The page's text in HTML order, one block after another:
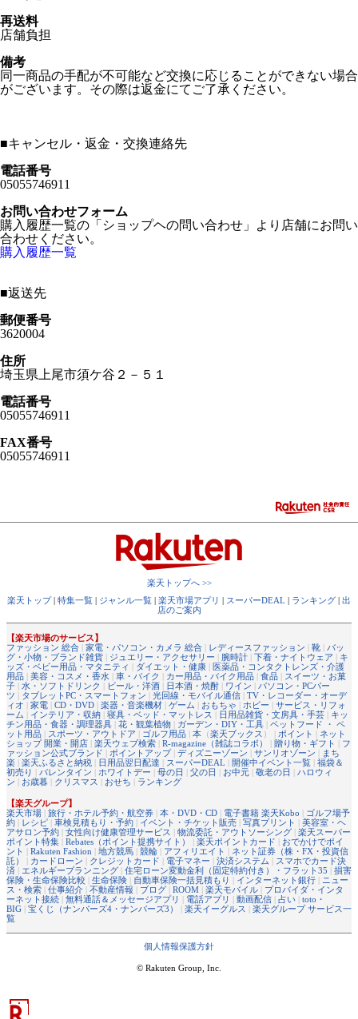
再送料
店舗負担
備考
同一商品の手配が不可能など交換に応じることができない場合
がございます。その際は返金にてご了承ください。
■キャンセル・返金・交換連絡先
電話番号
05055746911
お問い合わせフォーム
購入履歴一覧の「ショップヘの問い合わせ」より店舗にお問い
合わせください。
購入履歴一覧
■返送先
郵便番号
3620004
住所
埼玉県上尾市須ケ谷２－５１
電話番号
05055746911
FAX番号
05055746911
楽天トップへ >>
楽天トップ| 特集一覧 | ジャンル一覧 | 楽天市場アプリ | スーパーDEAL | ランキング | 出
店のご案内
【楽天市場のサービス】
ファッション 総合 | 家電・パソコン・カメラ 総合 | レディースファッション | 靴 | バッ
グ・小物・ブランド雑貨 | ジュエリー・アクセサリー | 腕時計 | 下着・ナイトウェア | キ
ッズ・ベビー用品・マタニティ | ダイエット・健康 | 医薬品・コンタクトレンズ・介護
用品 | 美容・コスメ・香水 | 車・バイク | カー用品・バイク用品 | 食品 | スイーツ・お菓
子 | 水・ソフトドリンク | ビール・洋酒 | 日本酒・焼酎 | ワイン | パソコン・PCパー
ツ | タブレットPC・スマートフォン | 光回線・モバイル通信 | TV・レコーダー・オーデ
ィオ | 家電 | CD・DVD | 楽器・音楽機材 | ゲーム | おもちゃ | ホビー | サービス・リフォ
ーム | インテリア・収納 | 寝具・ベッド・マットレス | 日用品雑貨・文房具・手芸 | キッ
チン用品・食器・調理器具 | 花・観葉植物 | ガーデン・DIY・工具 | ペットフード ・ ペ
ット用品 | スポーツ・アウトドア | ゴルフ用品 | 本 （楽天ブックス ） | ポイント | ネット
ショップ 開業・開店 | 楽天ウェブ検索 | R-magazine（雑誌コラボ） | 贈り物・ギフト | フ
ァッション公式ブランド | ポイントアップ| ディズニーゾーン | サンリオゾーン | まち
楽 | 楽天ふるさと納税 | 日用品翌日配達 | スーパーDEAL | 開催中イベント一覧 | 福袋＆
初売り | バレンタイン | ホワイトデー | 母の日 | 父の日 | お中元 | 敬老の日 | ハロウィ
ン | お歳暮 | クリスマス | おせち | ランキング
【楽天グループ】
楽天市場 | 旅行・ホテル予約・航空券 | 本・DVD・CD | 電子書籍 楽天Kobo | ゴルフ場予
約 | レシピ | 車検見積もり・予約 | イベント・チケット販売 | 写真プリント | 美容室・ヘ
アサロン予約 | 女性向け健康管理サービス | 物流委託・アウトソーシング | 楽天スーパー
ポイント特集 | Rebates（ポイント提携サイト） | 楽天ポイントカード | おでかけでポイ
ント | Rakuten Fashion | 地方競馬 | 競輪 | アフィリエイト | ネット証券（株・FX・投資信
託）
| カードローン | クレジットカード | 電子マネー | 決済システム | スマホでカード決
済 | エネルギープランニング | 住宅ローン変動金利（固定特約付き）・フラット35 | 損害
保険・生命保険比較 | 生命保険 | 自動車保険一括見積もり | インターネット銀行 | ニュー
ス・検索 | 仕事紹介 | 不動産情報 | ブログ | ROOM | 楽天モバイル | プロバイダ・インタ
ーネット接続 | 無料通話＆メッセージアプリ | 電話アプリ | 動画配信 | 占い | toto・
BIG | 宝くじ（ナンバーズ4・ナンバーズ3） | 楽天イーグルス | 楽天グループ サービス一
覧
個人情報保護方針
© Rakuten Group, Inc.